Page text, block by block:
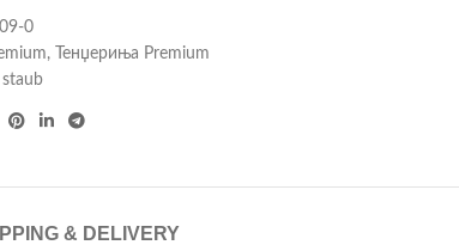
0
,
Тенџериња Premium
& DELIVERY